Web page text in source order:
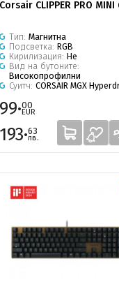
Corsair CLIPPER PRO MINI
Тип: Магнитна
Подсветка: RGB
Кирилизация: Не
Вид на бутоните:
Високопрофилни
Суитч: CORSAIR MGX
99·00
EUR
193·63
лв.